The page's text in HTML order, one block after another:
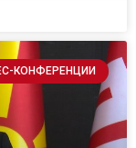
КОНФЕРЕНЦИИ